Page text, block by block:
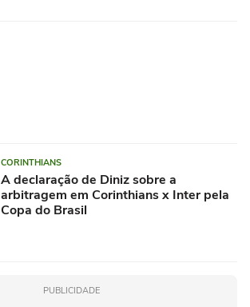
CORINTHIANS
A declaração de Diniz sobre a
arbitragem em Corinthians x Inter pela
Copa do Brasil
PUBLICIDADE